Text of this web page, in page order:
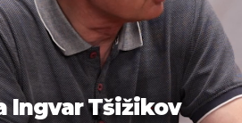
Ingvar Tšižikov